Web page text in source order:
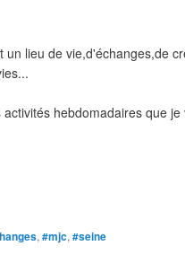
un lieu de vie,d'échanges,de
hebdomadaires que
, #mjc, #seine